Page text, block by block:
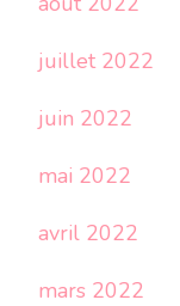
juillet 2022
juin 2022
mai 2022
avril 2022
mars 2022